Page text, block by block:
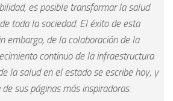
es posible transformar la salud
toda la sociedad. El éxito de esta
embargo, de la colaboración de la
continuo de la infraestructura
la salud en el estado se escribe hoy, y
sus páginas más inspiradoras.